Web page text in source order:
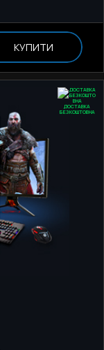
КУПИТИ
ДОСТАВКА
БЕЗКОШТОВНА